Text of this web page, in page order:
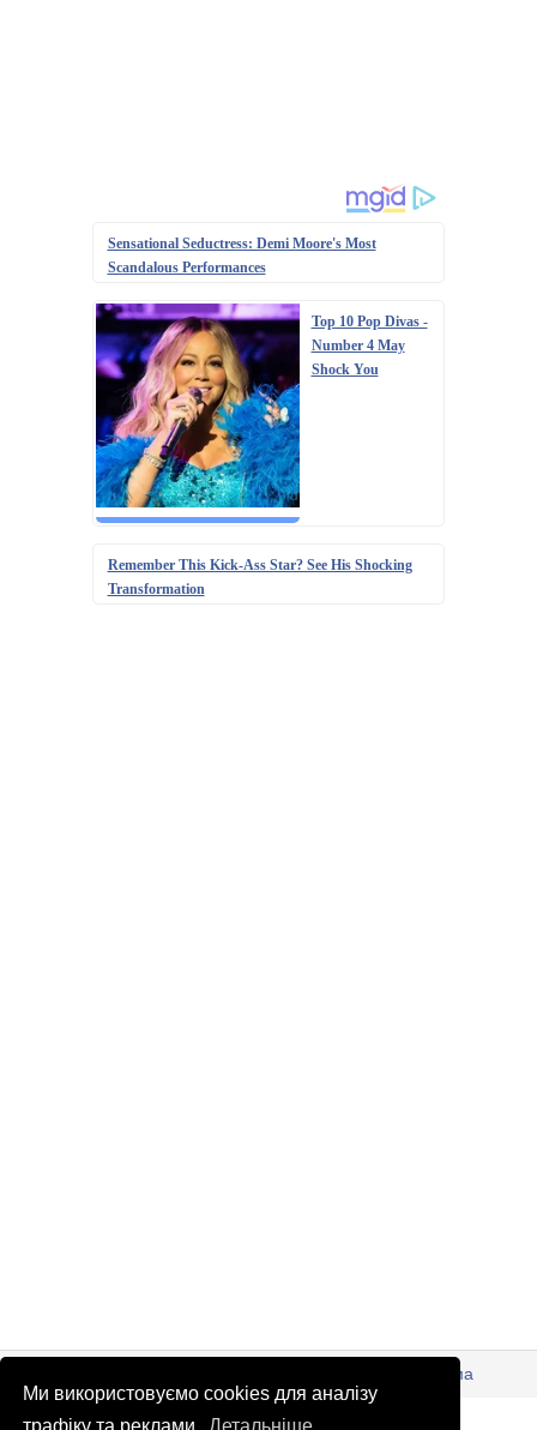
Ми використовуємо cookies для аналізу
Sensational Seductress: Demi Moore's Most
Scandalous Performances
Top 10 Pop Divas -
Number 4 May
Shock You
Remember This Kick-Ass Star? See His Shocking
Transformation
Реклама
info@patrioty.org.ua